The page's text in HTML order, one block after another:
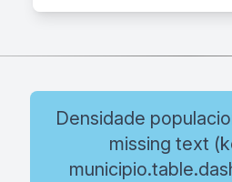
Densidade
missing text